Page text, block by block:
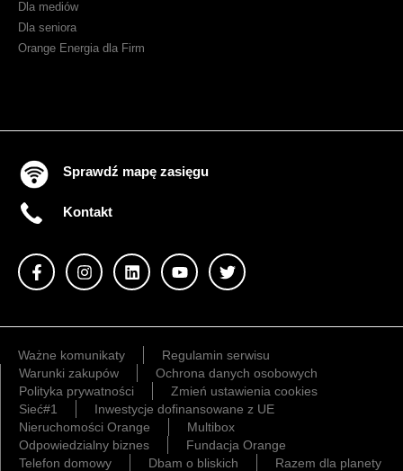
Dla mediów
Dla seniora
Orange Energia dla Firm
Sprawdź mapę zasięgu
Kontakt
Ważne komunikaty
Regulamin serwisu
Warunki zakupów
Ochrona danych osobowych
Polityka prywatności
Zmień ustawienia cookies
Sieć#1
Inwestycje dofinansowane z UE
Nieruchomości Orange
Multibox
Odpowiedzialny biznes
Fundacja Orange
Telefon domowy
Dbam o bliskich Razem dla planety